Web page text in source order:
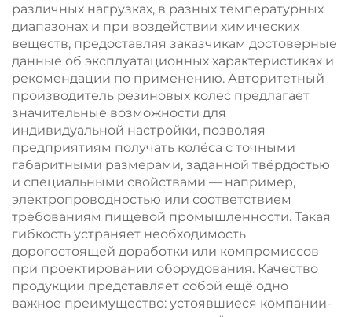
различных нагрузках, в разных температурных
диапазонах и при воздействии химических
веществ, предоставляя заказчикам достоверные
данные об эксплуатационных характеристиках и
рекомендации по применению. Авторитетный
производитель резиновых колес предлагает
значительные возможности для
индивидуальной настройки, позволяя
предприятиям получать колёса с точными
габаритными размерами, заданной твёрдостью
и специальными свойствами — например,
электропроводностью или соответствием
требованиям пищевой промышленности. Такая
гибкость устраняет необходимость
дорогостоящей доработки или компромиссов
при проектировании оборудования. Качество
продукции представляет собой ещё одно
важное преимущество: устоявшиеся компании-